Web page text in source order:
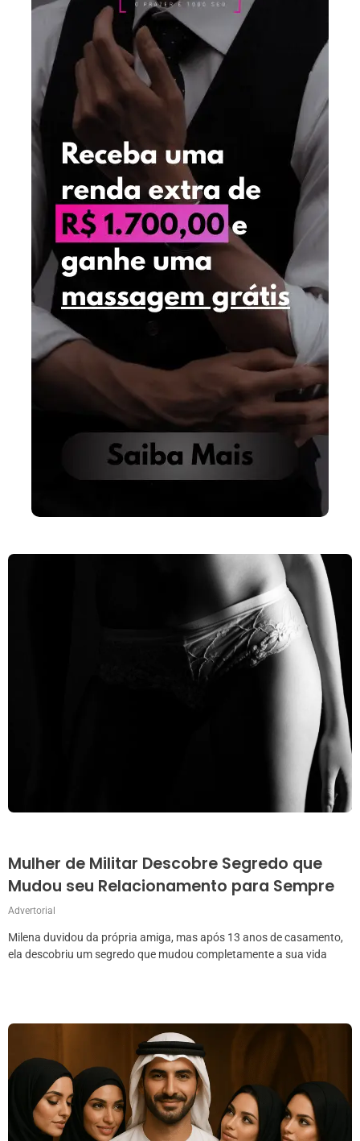
Mulher de Militar Descobre Segredo que
Mudou seu Relacionamento para Sempre
Advertorial
Milena duvidou da própria amiga, mas após 13 anos de casamento,
ela descobriu um segredo que mudou completamente a sua vida